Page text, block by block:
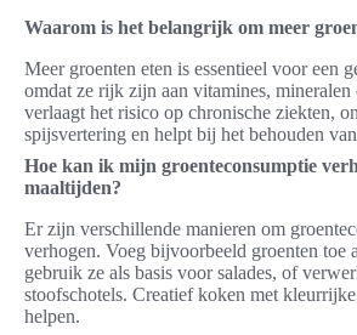
Waarom is het belangrijk om meer
Meer groenten eten is essentieel voor een
omdat ze rijk zijn aan vitamines, mineralen
verlaagt het risico op chronische ziekten,
spijsvertering en helpt bij het behouden
Hoe kan ik mijn groenteconsumptie
maaltijden?
Er zijn verschillende manieren om
verhogen. Voeg bijvoorbeeld groenten toe
gebruik ze als basis voor salades, of
stoofschotels. Creatief koken met
helpen.